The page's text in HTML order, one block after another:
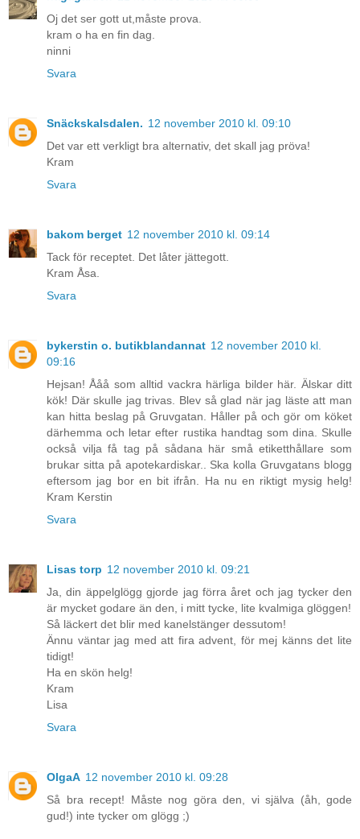
Oj det ser gott ut,måste prova.
kram o ha en fin dag.
ninni
Svara
Snäckskalsdalen. 12 november 2010 kl. 09:10
Det var ett verkligt bra alternativ, det skall jag pröva!
Kram
Svara
bakom berget 12 november 2010 kl. 09:14
Tack för receptet. Det låter jättegott.
Kram Åsa.
Svara
bykerstin o. butikblandannat 12 november 2010 kl.
09:16
Hejsan! Ååå som alltid vackra härliga bilder här. Älskar ditt
kök! Där skulle jag trivas. Blev så glad när jag läste att man
kan hitta beslag på Gruvgatan. Håller på och gör om köket
därhemma och letar efter rustika handtag som dina. Skulle
också vilja få tag på sådana här små etiketthållare som
brukar sitta på apotekardiskar.. Ska kolla Gruvgatans blogg
eftersom jag bor en bit ifrån. Ha nu en riktigt mysig helg!
Kram Kerstin
Svara
Lisas torp 12 november 2010 kl. 09:21
Ja, din äppelglögg gjorde jag förra året och jag tycker den
är mycket godare än den, i mitt tycke, lite kvalmiga glöggen!
Så läckert det blir med kanelstänger dessutom!
Ännu väntar jag med att fira advent, för mej känns det lite
tidigt!
Ha en skön helg!
Kram
Lisa
Svara
OlgaA 12 november 2010 kl. 09:28
Så bra recept! Måste nog göra den, vi själva (åh, gode
gud!) inte tycker om glögg ;)